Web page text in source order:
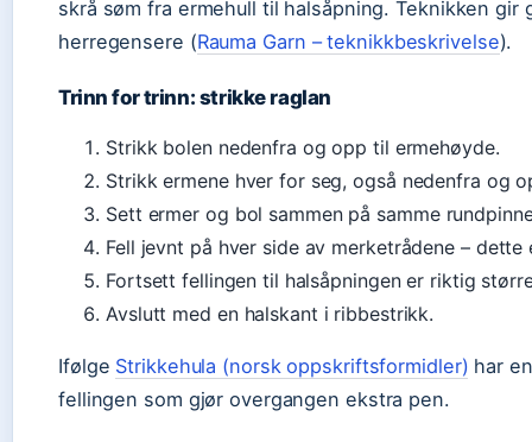
skrå søm fra ermehull til halsåpning. Teknikken
herregensere (Rauma Garn – teknikkbeskrivelse).
Trinn for trinn: strikke raglan
Strikk bolen nedenfra og opp til ermehøyde.
Strikk ermene hver for seg, også nedenfra og
Sett ermer og bol sammen på samme
Fell jevnt på hver side av merketrådene – dette
Fortsett fellingen til halsåpningen er riktig
Avslutt med en halskant i ribbestrikk.
Ifølge Strikkehula (norsk oppskriftsformidler) har
fellingen som gjør overgangen ekstra pen.